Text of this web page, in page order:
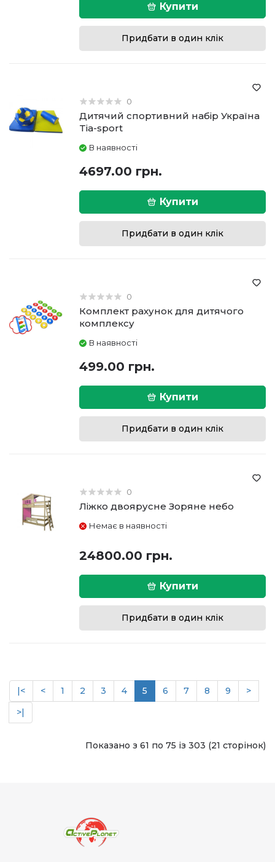
Купити
Придбати в один клік
0
Дитячий спортивний набір Україна
Tia-sport
В наявності
4697.00 грн.
Купити
Придбати в один клік
0
Комплект рахунок для дитячого
комплексу
В наявності
499.00 грн.
Купити
Придбати в один клік
0
Ліжко двоярусне Зоряне небо
Немає в наявності
24800.00 грн.
Купити
Придбати в один клік
|< < 1 2 3 4 5 6 7 8 9
>
>|
Показано з 61 по 75 із 303 (21 сторінок)